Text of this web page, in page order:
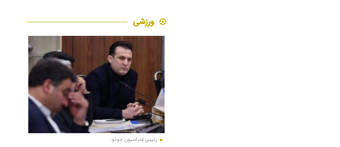
ورزشی
رئیس فدراسیون جودو: